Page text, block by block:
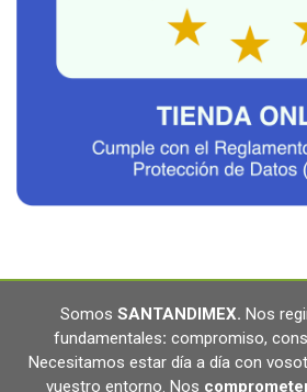
Somos SANTANDIMEX. Nos
fundamentales: compromiso,
Necesitamos estar día a día con
vuestro entorno. Nos